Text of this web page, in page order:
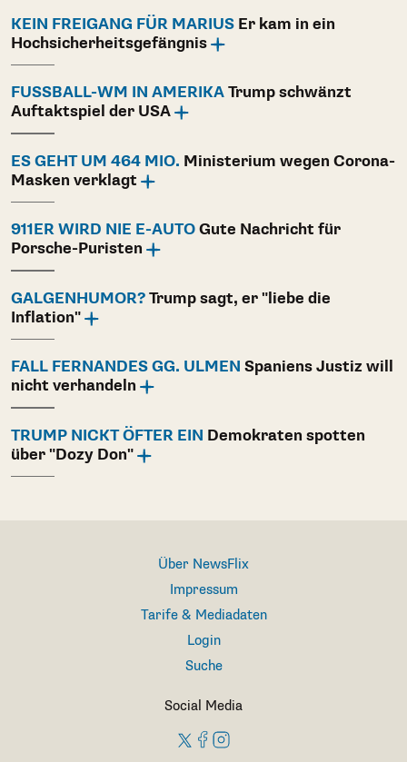
KEIN FREIGANG FÜR MARIUS Er kam in ein
Hochsicherheitsgefängnis
FUSSBALL-WM IN AMERIKA
Trump schwänzt
Auftaktspiel der USA
ES GEHT UM 464 MIO. Ministerium wegen Corona-
Masken verklagt
911ER WIRD NIE E-AUTO Gute Nachricht für
Porsche-Puristen
GALGENHUMOR? Trump sagt, er "liebe die
Inflation"
FALL FERNANDES GG. ULMEN Spaniens Justiz will
nicht verhandeln
TRUMP NICKT ÖFTER EIN Demokraten spotten
über "Dozy Don"
Über NewsFlix
Impressum
Tarife & Mediadaten
Login
Suche
Social Media